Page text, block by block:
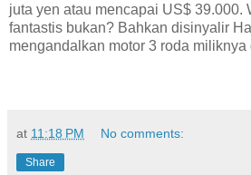
juta yen atau mencapai US$ 39.000.
fantastis bukan? Bahkan disinyalir
mengandalkan motor 3 roda miliknya
at 11:18 PM No comments:
Share